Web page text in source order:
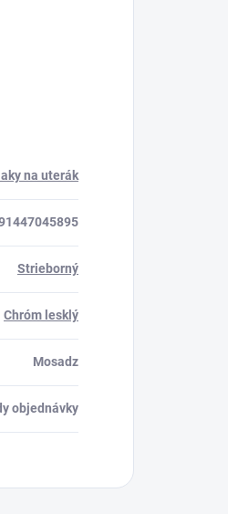
na uterák
Strieborný
Chróm lesklý
Mosadz
objednávky